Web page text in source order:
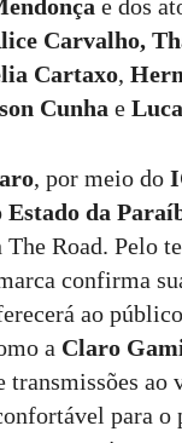
e dos
Carvalho,
Cartaxo,
Cunha e
, por meio do
Estado da
Road. Pelo
confirma
ao
a Claro
transmissões ao
para o